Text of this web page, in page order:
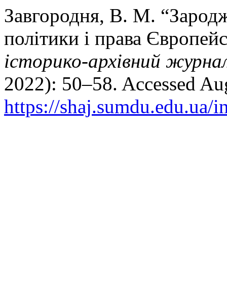
Завгородня, В. М.
політики і права
історико-архівний
2022): 50–58. Accessed
https://